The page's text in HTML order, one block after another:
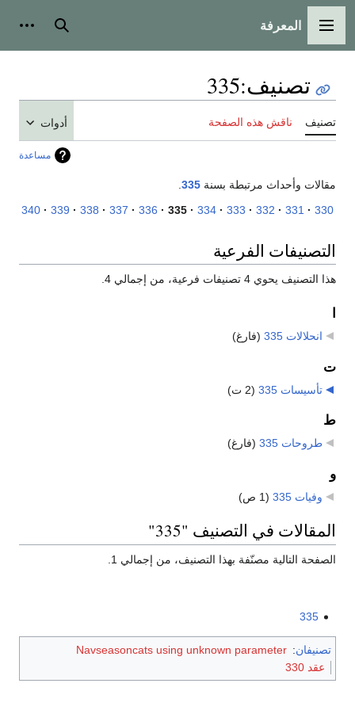
القائمة الرئيسية
المعرفة بحث
تصنيف:
335
تصنيف ناقش هذه الصفحة أدوات
مساعدة
مقالات وأحداث مرتبطة بسنة 335
330
331
332
333
334
335
336
337
338
339
340
التصنيفات الفرعية
هذا التصنيف يحوي 4 تصنيفات فرعية، من إجمالي 4.
انحلالات 335 (فارغ)
ت
تأسيسات 335 (2 ت)
ط
طروحات 335 (فارغ)
و
وفيات 335 (1 ص)
المقالات في التصنيف "335"
الصفحة التالية مصنّفة بهذا التصنيف، من إجمالي 1.
335
تصنيفان:
Navseasoncats using unknown parameter
عقد 330